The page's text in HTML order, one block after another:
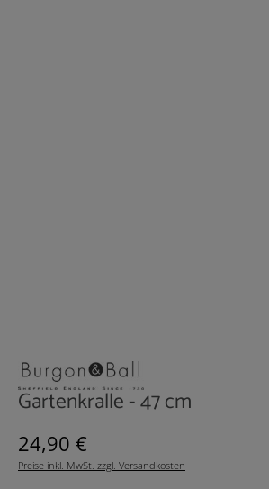
Gartenkralle - 47 cm
Regulärer Preis:
24,90 €
Preise inkl. MwSt. zzgl. Versandkosten